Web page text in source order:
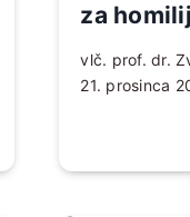
za
vlč. prof. dr.
21. prosinca